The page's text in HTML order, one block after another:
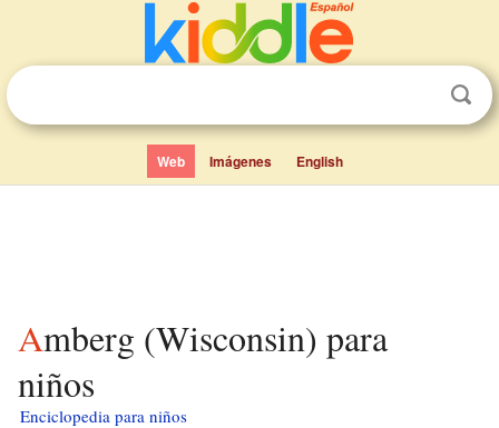
Web Imágenes English
Amberg (Wisconsin) para
niños
Enciclopedia para niños